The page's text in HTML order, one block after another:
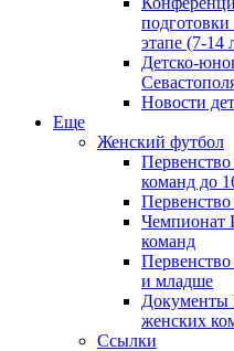
этапе (7-14
Детско-
Новости
Еще
Женский футбол
команд до
Чемпионат
команд
и младше
Документы
женских
Ссылки